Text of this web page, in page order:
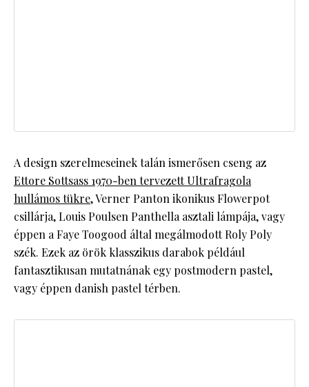
A design szerelmeseinek talán ismerősen cseng az
Ettore Sottsass 1970-ben tervezett Ultrafragola
hullámos tükre, Verner Panton ikonikus Flowerpot
csillárja, Louis Poulsen Panthella asztali lámpája, vagy
éppen a Faye Toogood által megálmodott Roly Poly
szék. Ezek az örök klasszikus darabok például
fantasztikusan mutatnának egy postmodern pastel,
vagy éppen danish pastel térben.